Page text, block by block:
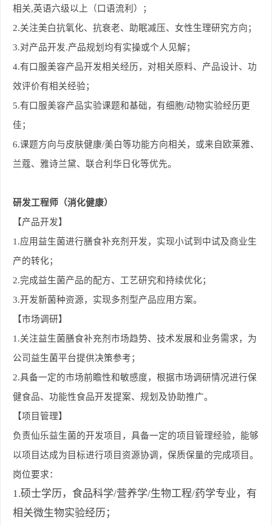
相关,英语六级以上（口语流利）；
2.关注美白抗氧化、抗衰老、助眠减压、女性生理研究方向；
3.对产品开发.产品规划均有实操或个人见解；
4.有口服美容产品开发相关经历，对相关原料、产品设计、功
效评价有相关经验；
5.有口服美容产品实验课题和基础，有细胞/动物实验经历更
佳；
6.课题方向与皮肤健康/美白等功能方向相关，或来自欧莱雅、
兰蔻、雅诗兰黛、联合利华日化等优先。
研发工程师 （消化健康）
【产品开发】
1.应用益生菌进行膳食补充剂开发，实现小试到中试及商业生
产的转化；
2.完成益生菌产品的配方、工艺研究和持续优化；
3.开发新菌种资源，实现多剂型产品应用方案。
【市场调研】
1.关注益生菌膳食补充剂市场趋势、技术发展和业务需求，为
公司益生菌平台提供决策参考；
2.具备一定的市场前瞻性和敏感度，根据市场调研情况进行保
健食品、功能性食品开发提案、规划及协助推广。
【项目管理】
负责仙乐益生菌的开发项目，具备一定的项目管理经验，能够
以项目达成为目标进行项目资源协调，保质保量的完成项目。
岗位要求：
1.硕士学历，食品科学/营养学/生物工程/药学专业，有
相关微生物实验经历；